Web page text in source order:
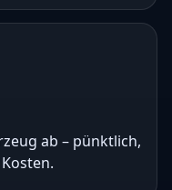
ab – pünktlich,